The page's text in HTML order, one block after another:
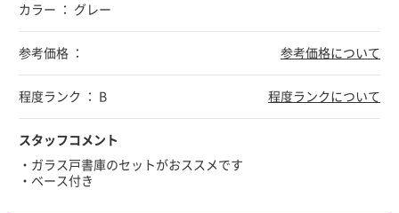
カラー ： グレー
参考価格 ： 参考価格について
程度ランク ： B 程度ランクについて
スタッフコメント
・ガラス戸書庫のセットがおススメです
・ベース付き